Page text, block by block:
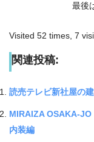
最後
Visited 52 times, 7
関連投稿:
読売テレビ新社屋の
MIRAIZA OSAKA-JO
内装編